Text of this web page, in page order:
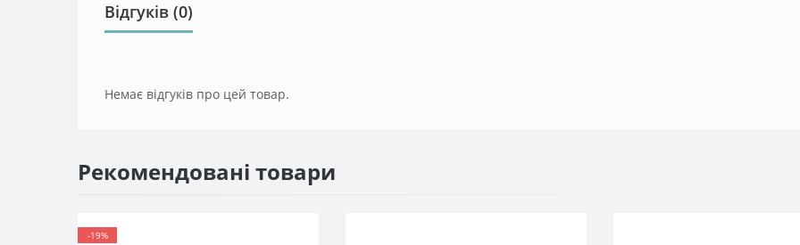
Відгуків (0)
Немає відгуків про цей товар.
Рекомендовані товари
-19%